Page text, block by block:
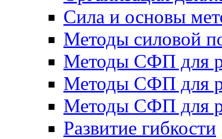
Сила и основы
Методы силовой
Методы СФП для
Методы СФП для
Методы СФП для
Развитие гибкости